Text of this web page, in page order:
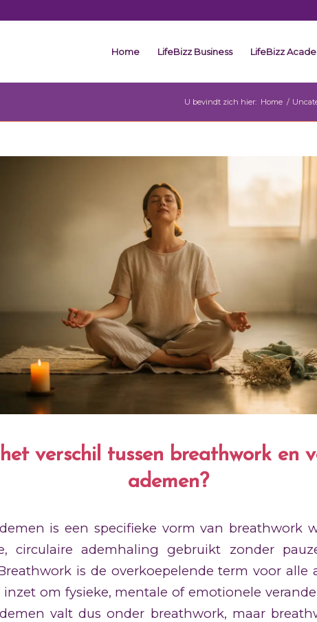
Home LifeBizz Business LifeBizz
U bevindt zich hier: Home /
verschil tussen breathwork en
ademen?
is een specifieke vorm van breathwork
circulaire ademhaling gebruikt zonder
is de overkoepelende term voor alle
om fysieke, mentale of emotionele
valt dus onder breathwork, maar